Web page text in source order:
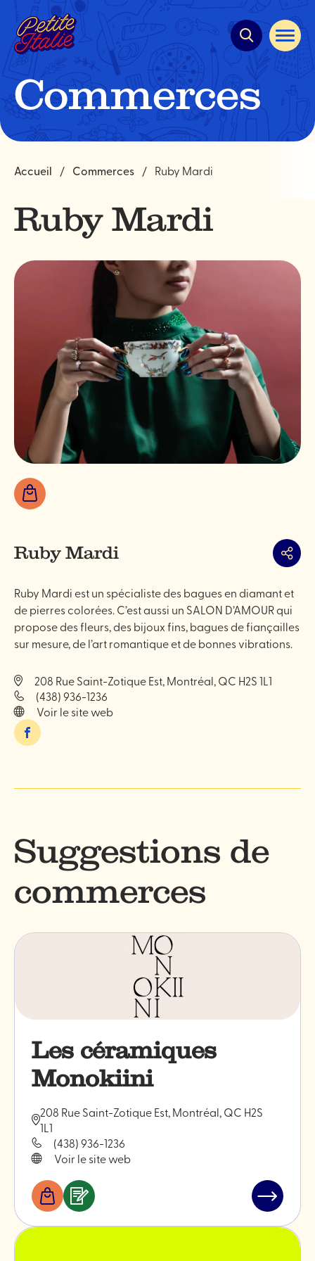
Navigation
rapide
Ouvrir
la
du
site
Commerces
Accueil Commerces Ruby Mardi
Ruby Mardi
Boutiques
Ruby Mardi
Ruby Mardi est un spécialiste des bagues en diamant et
de pierres colorées. C’est aussi un SALON D’AMOUR qui
propose des fleurs, des bijoux fins, bagues de fiançailles
sur mesure, de l’art romantique et de bonnes vibrations.
208 Rue Saint-Zotique Est, Montréal, QC H2S 1L1
(438) 936-1236
Voir le site web
Facebook
Suggestions de
commerces
Les céramiques
Monokiini
208 Rue Saint-Zotique Est, Montréal, QC H2S
1L1
(438) 936-1236
Voir le site web
BoutiquesServices
Lire
l'article
"Les